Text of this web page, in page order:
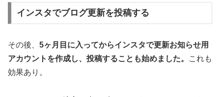
インスタでブログ更新を投稿する
その後、 5ヶ月目に入ってからインスタで更新お知らせ用
アカウントを作成し、投稿することも始めました。
これも
効果あり。